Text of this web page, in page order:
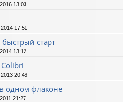
13:03
17:51
быстрый старт
13:12
20:46
одном флаконе
21:27